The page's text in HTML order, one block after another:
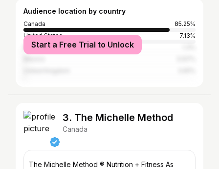
Audience location by country
Canada
85.25%
United States
7.13%
Morocco
Start a Free Trial to Unlock
3. The Michelle Method
Canada
The Michelle Method ® Nutrition + Fitness As